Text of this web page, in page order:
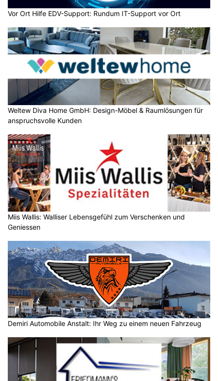
Vor Ort Hilfe EDV-Support: Rundum IT-Support vor Ort
Weltew Diva Home GmbH: Design-Möbel & Raumlösungen für
anspruchsvolle Kunden
Miis Wallis: Walliser Lebensgefühl zum Verschenken und
Geniessen
Demiri Automobile Anstalt: Ihr Weg zu einem neuen Fahrzeug